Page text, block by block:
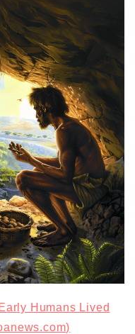
Humans Lived